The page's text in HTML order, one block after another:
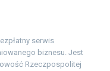
serwis
biznesu. Jest
Rzeczpospolitej